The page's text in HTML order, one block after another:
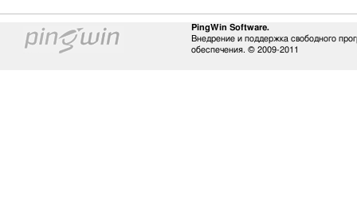
PingWin Software.
Внедрение и поддержка свободного
обеспечения. © 2009-2011